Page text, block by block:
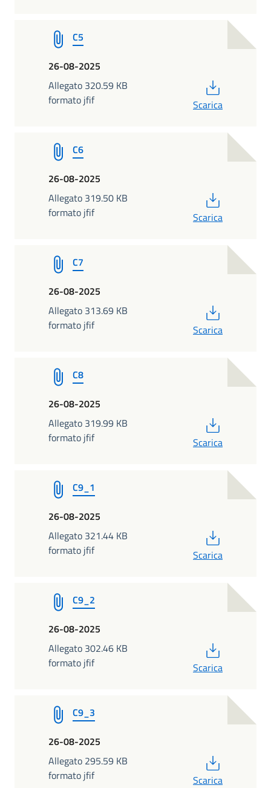
C5
26-08-2025
Allegato 320.59 KB
formato jfif
Scarica
C6
26-08-2025
Allegato 319.50 KB
formato jfif
Scarica
C7
26-08-2025
Allegato 313.69 KB
formato jfif
Scarica
C8
26-08-2025
Allegato 319.99 KB
formato jfif
Scarica
C9_1
26-08-2025
Allegato 321.44 KB
formato jfif
Scarica
C9_2
26-08-2025
Allegato 302.46 KB
formato jfif
Scarica
C9_3
26-08-2025
Allegato 295.59 KB
formato jfif
Scarica